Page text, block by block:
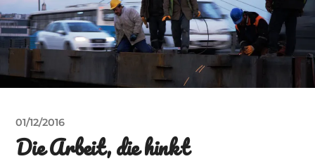
01/12/2016
Die Arbeit, die hinkt